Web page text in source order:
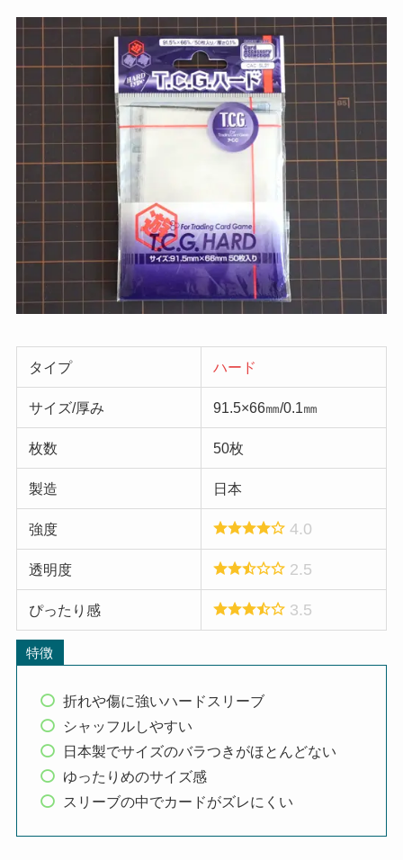
タイプ ハード
サイズ/厚み 91.5×66㎜/0.1㎜
枚数 50枚
製造 日本
強度 4.0
透明度 2.5
ぴったり感 3.5
特徴
折れや傷に強いハードスリーブ
シャッフルしやすい
日本製でサイズのバラつきがほとんどない
ゆったりめのサイズ感
スリーブの中でカードがズレにくい